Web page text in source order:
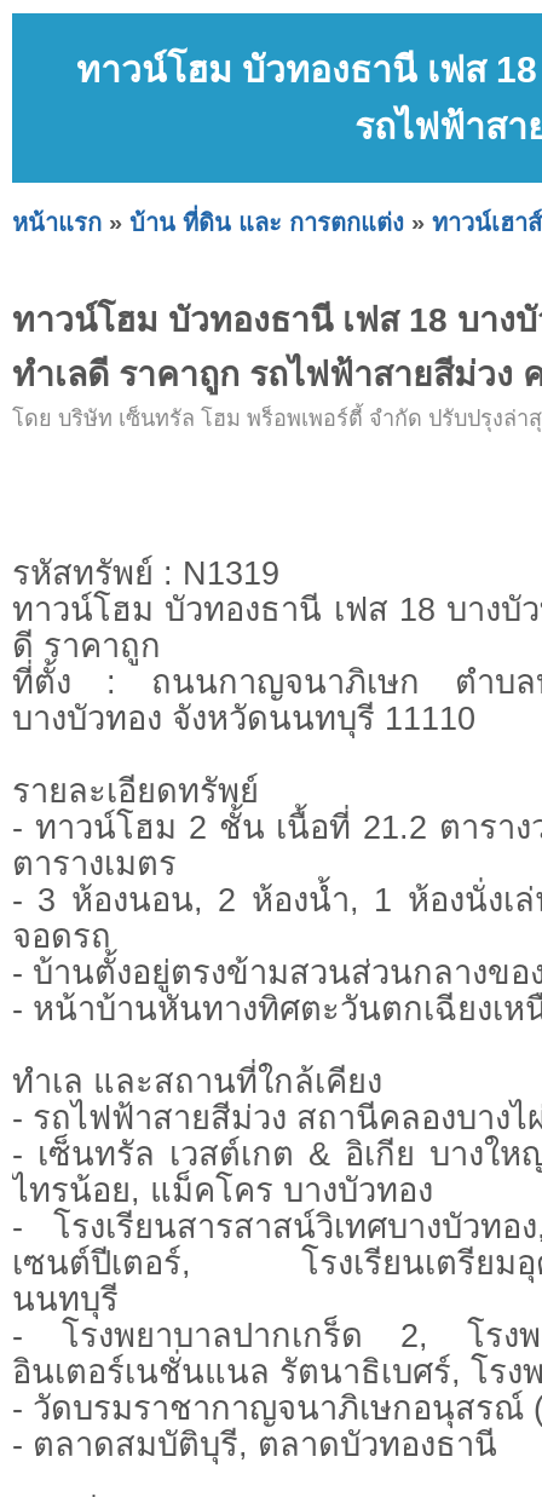
ทาวน์โฮม บัวทองธานี เฟส
รถไฟฟ้าสา
หน้าแรก » บ้าน ที่ดิน และ การตกแต่ง » ทาวน์เฮาส์
ทาวน์โฮม บัวทองธานี เฟส 18 บาง
ทำเลดี ราคาถูก รถไฟฟ้าสายสีม่วง
โดย บริษัท เซ็นทรัล โฮม พร็อพเพอร์ตี้ จำกัด ปรับปรุงล่า
รหัสทรัพย์ : N1319
ทาวน์โฮม บัวทองธานี เฟส 18 บางบั
ดี ราคาถูก
ที่ตั้ง : ถนนกาญจนาภิเษก ตำบล
บางบัวทอง จังหวัดนนทบุรี 11110
รายละเอียดทรัพย์
- ทาวน์โฮม 2 ชั้น เนื้อที่ 21.2 ตารา
ตารางเมตร
- 3 ห้องนอน, 2 ห้องน้ำ, 1 ห้องนั่งเ
จอดรถ
- บ้านตั้งอยู่ตรงข้ามสวนส่วนกลางขอ
- หน้าบ้านหันทางทิศตะวันตกเฉียงเห
ทำเล และสถานที่ใกล้เคียง
- รถไฟฟ้าสายสีม่วง สถานีคลองบางไ
- เซ็นทรัล เวสต์เกต & อิเกีย บางใ
ไทรน้อย, แม็คโคร บางบัวทอง
- โรงเรียนสารสาสน์วิเทศบางบัวท
เซนต์ปีเตอร์, โรงเรียนเตรียมอุ
นนทบุรี
- โรงพยาบาลปากเกร็ด 2, โรงพ
อินเตอร์เนชั่นแนล รัตนาธิเบศร์, โรง
- วัดบรมราชากาญจนาภิเษกอนุสรณ์ (
- ตลาดสมบัติบุรี, ตลาดบัวทองธานี